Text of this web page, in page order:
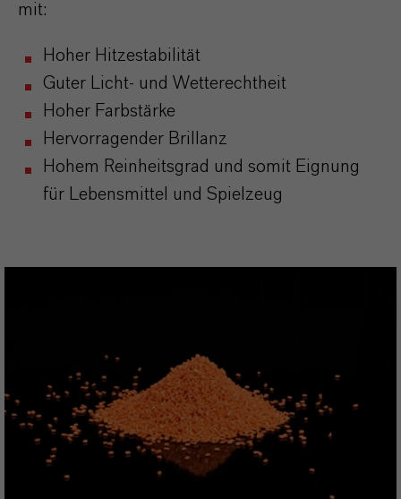
mit:
Hoher Hitzestabilität
Guter Licht- und Wetterechtheit
Hoher Farbstärke
Hervorragender Brillanz
Hohem Reinheitsgrad und somit Eignung
für Lebensmittel und Spielzeug